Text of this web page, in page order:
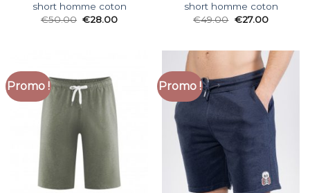
short homme coton
€50.00 €28.00
short homme coton
€49.00 €27.00
Promo ! Promo !